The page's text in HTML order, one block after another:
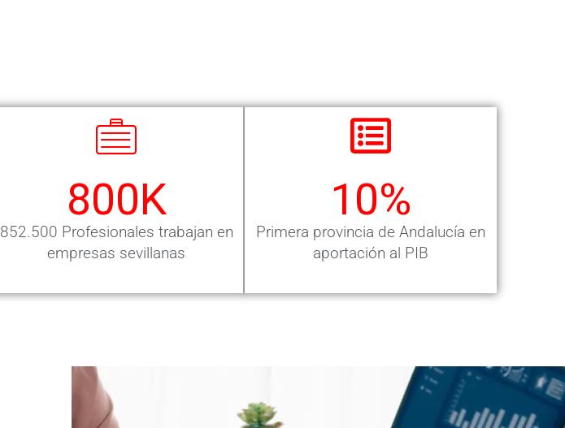
852.500 Profesionales trabajan en
empresas sevillanas
800K
Primera provincia de Andalucía en
aportación al PIB
10%